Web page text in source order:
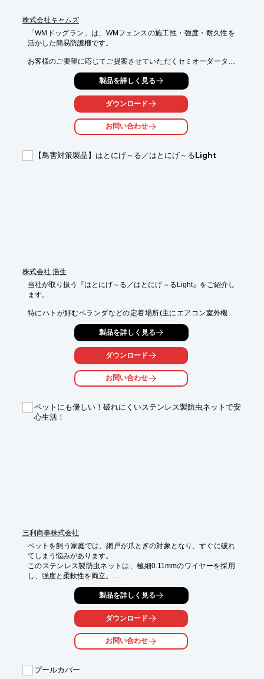
株式会社キャムズ
「WMドッグラン」は、WMフェンスの施工性・強度・耐久性を
活かした簡易防護柵です。
お客様のご要望に応じてご提案させていただくセミオーダータイ
ご自宅用や営業用に最適です。
■ご自宅用や営業用に最適
■WMフェンスの優れた施工性
■強度・耐久性に優れる
詳しくはカタログをご覧頂くか、お気軽にお問い合わせ下さい。
製品を詳しく見る
ダウンロード
お問い合わせ
【鳥害対策製品】はとにげ～る／はとにげ～るLight
株式会社 浩生
当社が取り扱う『はとにげ～る／はとにげ～るLight』をご紹介し
ます。
特にハトが好むベランダなどの定着場所(主にエアコン室外機周
主成分である植物エキスの臭いで止まることを躊躇します。
また足などに付いた薬を取ろうとし、くちばし・鼻から忌避剤の
【特長】
＜はとにげ～る＞
製品を詳しく見る
ダウンロード
お問い合わせ
ペットにも優しい！破れにくいステンレス製防虫ネットで安
心生活！
三利商事株式会社
ペットを飼う家庭では、網戸が爪とぎの対象となり、すぐに破れ
てしまう悩みがあります。
このステンレス製防虫ネットは、極細0.11mmのワイヤーを採用
し、強度と柔軟性を両立。
ペットの引っかきにも耐えるため、網戸の張替え頻度を大幅に減
また、張替え作業が簡単なので、DIY派の方にも最適。
さらにブラックカラーの反射しないデザインで、室内の景観を損
ないません。大切なペットと快適な生活をサポートする新しい選
■独特のコーティングプロセスによる製造された黒いステンレス
網
製品を詳しく見る
ダウンロード
お問い合わせ
プールカバー